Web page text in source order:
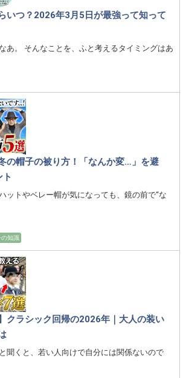
いつ？2026年3月5日が最強って知って
あ。 そんなことを、ふと考えるタイミングはあ
の帽子の被り方！「なんか変…」を避
ットやベレー帽が気になっても、鏡の前で“な
知識
クラシック回帰の2026年｜大人の装い
聞くと、若い人向けで自分には関係ないので